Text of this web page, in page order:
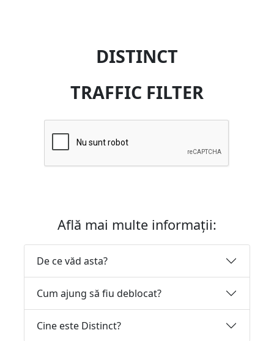
DISTINCT
TRAFFIC FILTER
Află mai multe informații:
De ce văd asta?
Cum ajung să fiu deblocat?
Cine este Distinct?